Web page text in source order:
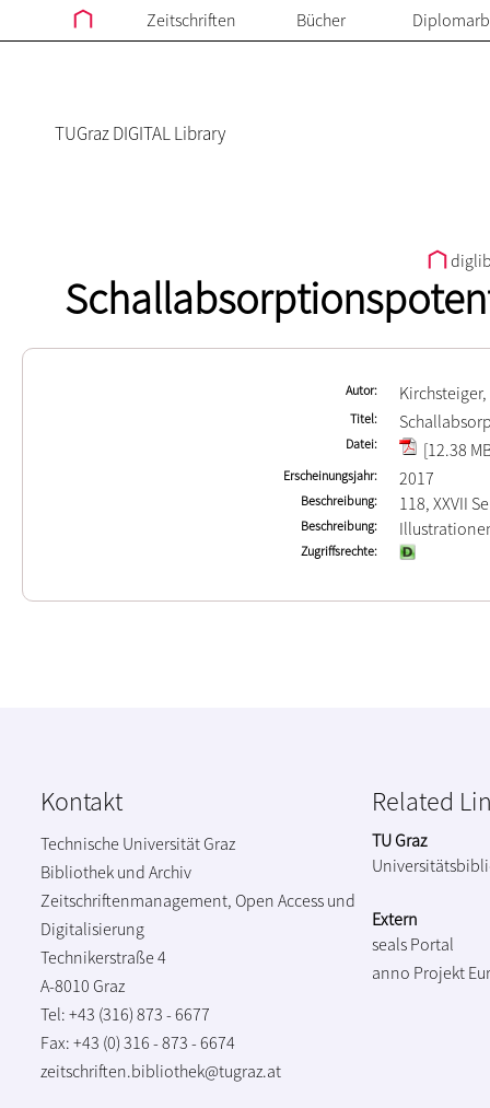
Zeitschriften Bücher
TUGraz DIGITAL Library
Autor
Titel
Datei [12.38
Erscheinungsjahr 2017
Beschreibung 118, XXVII
Beschreibung
Zugriffsrechte
Kontakt
Technische Universität Graz
Bibliothek und Archiv
Zeitschriftenmanagement, Open Access und
Digitalisierung
Technikerstraße 4
A-8010 Graz
Tel: +43 (316) 873 - 6677
Fax: +43 (0) 316 - 873 - 6674
zeitschriften.bibliothek@tugraz.at
Related
TU Graz
Extern
seals Portal
anno Projekt